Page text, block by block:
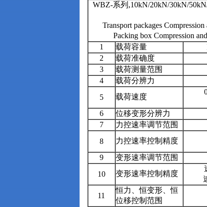
WBZ-系列,10kN/20kN/30kN/
Transport packages
Packing box Compression
1
载荷容量
2
载荷准确度
3
载荷测量范围
4
载荷分辨力
5
载荷速度
6
位移变形分辨力
7
力控速率调节范围
8
力控速率控制精度
9
变形速率调节范围
10
变形速率控制精度
11
恒力、恒变形、恒
位移控制范围